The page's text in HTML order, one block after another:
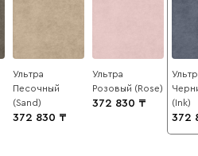
Ультра
Песочный
(Sand)
372 830
Ультра
Розовый (Rose)
372 830
(Ink)
372